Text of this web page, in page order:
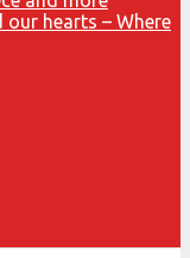
hearts – Where